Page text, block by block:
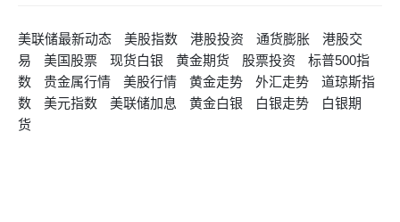
美联储最新动态 美股指数 港股投资 通货膨胀
港股交
易
美国股票 现货白银 黄金期货 股票投资
标普500指
数
贵金属行情 美股行情 黄金走势 外汇走势
道琼斯指
数
美元指数 美联储加息 黄金白银 白银走势
白银期
货